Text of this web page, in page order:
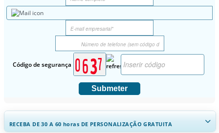
Código de segurança
Submeter
RECEBA DE 30 A 60 horas DE PERSONALIZAÇÃO GRATUITA